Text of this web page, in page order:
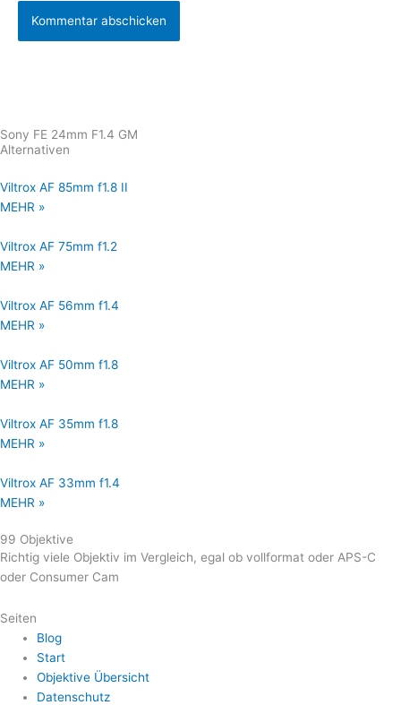
Sony FE 24mm F1.4 GM
Alternativen
Viltrox AF 85mm f1.8 II
MEHR »
Viltrox AF 75mm f1.2
MEHR »
Viltrox AF 56mm f1.4
MEHR »
Viltrox AF 50mm f1.8
MEHR »
Viltrox AF 35mm f1.8
MEHR »
Viltrox AF 33mm f1.4
MEHR »
99 Objektive
Richtig viele Objektiv im Vergleich, egal ob vollformat oder APS-C
oder Consumer Cam
Seiten
Blog
Start
Objektive Übersicht
Datenschutz